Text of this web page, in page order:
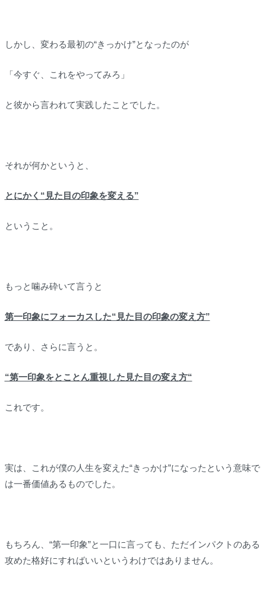
しかし、変わる最初の“きっかけ”となったのが
「今すぐ、これをやってみろ」
と彼から言われて実践したことでした。
それが何かというと、
とにかく“見た目の印象を変える”
ということ。
もっと噛み砕いて言うと
第一印象にフォーカスした“見た目の印象の変え方”
であり、さらに言うと。
“第一印象をとことん重視した見た目の変え方“
これです。
実は、これが僕の人生を変えた“きっかけ”になったという意味で
は一番価値あるものでした。
もちろん、“第一印象”と一口に言っても、ただインパクトのある
攻めた格好にすればいいというわけではありません。